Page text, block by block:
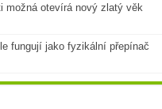
možná otevírá nový zlatý věk
fungují jako fyzikální přepínač